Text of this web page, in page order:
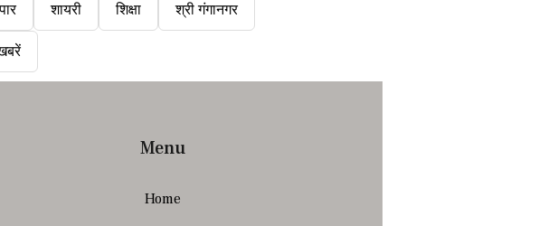
शायरी शिक्षा श्री गंगानगर
Menu
Home